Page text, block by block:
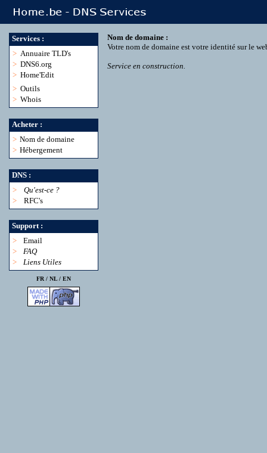
Services :
> Annuaire TLD's
> DNS6.org
> Home'Edit
> Outils
> Whois
Acheter :
> Nom de domaine
> Hébergement
DNS :
>
Qu'est-ce ?
>
RFC's
Support :
>
Email
>
FAQ
>
Liens Utiles
FR / NL/ EN
Nom de domaine :
Votre nom de domaine est votre identité sur le
Service en construction.